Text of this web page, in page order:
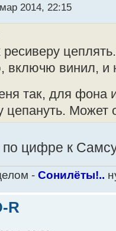
2014, 22:15
включю винил, и
так, для фона
цепануть. Может
цифре к
- Сонилёты!..
R